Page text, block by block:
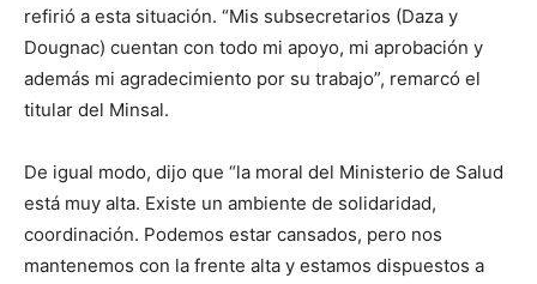
refirió a esta situación. “Mis subsecretarios (Daza y
Dougnac) cuentan con todo mi apoyo, mi aprobación y
además mi agradecimiento por su trabajo”, remarcó el
titular del Minsal.
De igual modo, dijo que “la moral del Ministerio de Salud
está muy alta. Existe un ambiente de solidaridad,
coordinación. Podemos estar cansados, pero nos
mantenemos con la frente alta y estamos dispuestos a